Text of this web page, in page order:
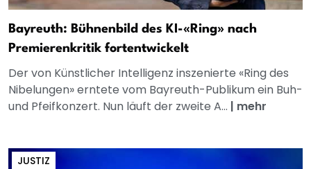
Bayreuth: Bühnenbild des KI-«Ring» nach
Premierenkritik fortentwickelt
Der von Künstlicher Intelligenz inszenierte «Ring des
Nibelungen» erntete vom Bayreuth-Publikum ein Buh-
und Pfeifkonzert. Nun läuft der zweite A... | mehr
JUSTIZ